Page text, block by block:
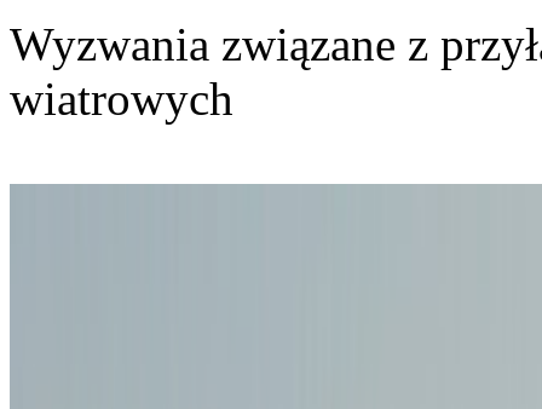
Wyzwania związane z
wiatrowych